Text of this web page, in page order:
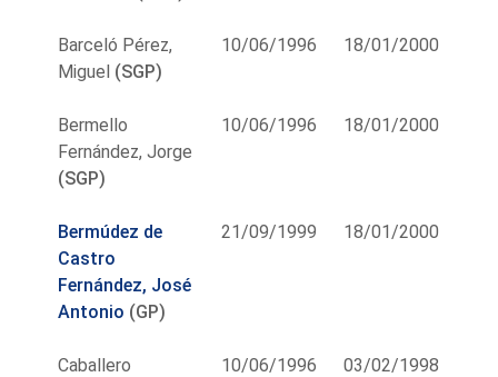
Barceló Pérez,
Miguel (SGP)
10/06/1996 18/01/2000
Bermello
Fernández, Jorge
(SGP)
10/06/1996 18/01/2000
Bermúdez de
Castro
Fernández, José
Antonio (GP)
21/09/1999 18/01/2000
Caballero
10/06/1996 03/02/1998